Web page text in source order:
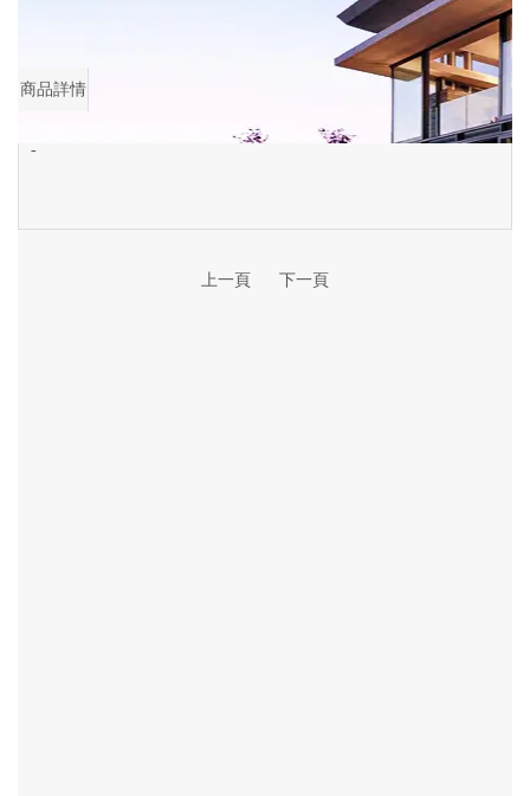
No Main Lighting
商品詳情
-
上一頁 下一頁